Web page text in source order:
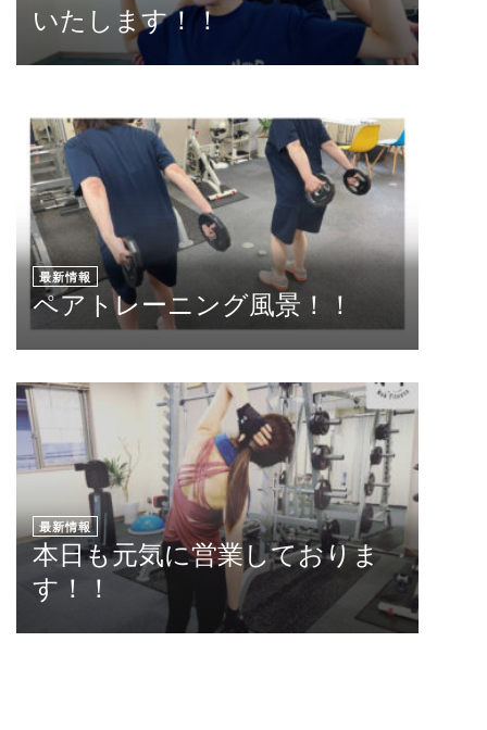
いたします！！
最新情報
ペアトレーニング風景！！
最新情報
本日も元気に営業しておりま
す！！